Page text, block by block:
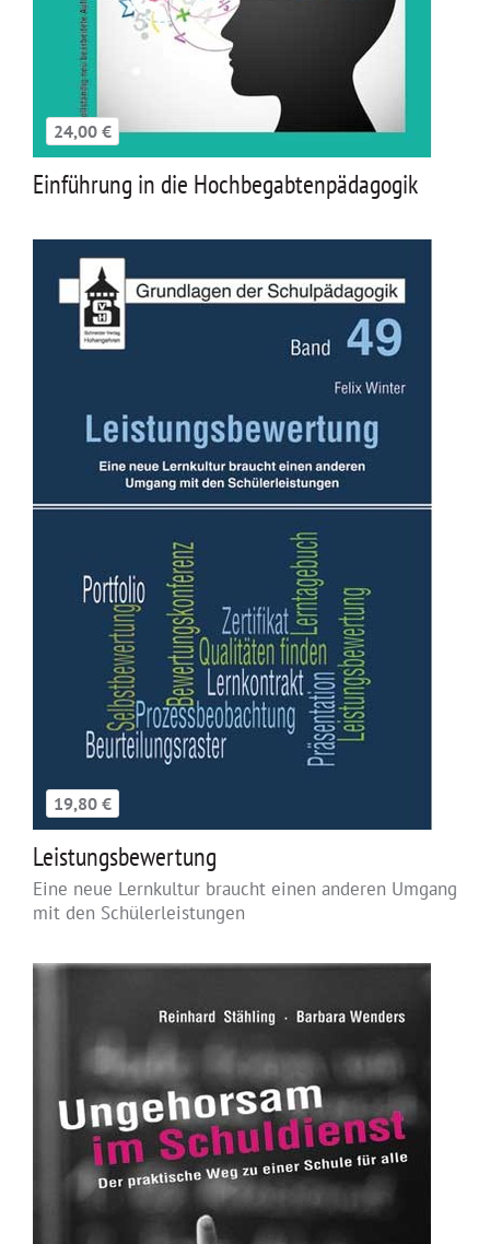
24,00 €
Einführung in die Hochbegabtenpädagogik
19,80 €
Leistungsbewertung
Eine neue Lernkultur braucht einen anderen Umgang
mit den Schülerleistungen